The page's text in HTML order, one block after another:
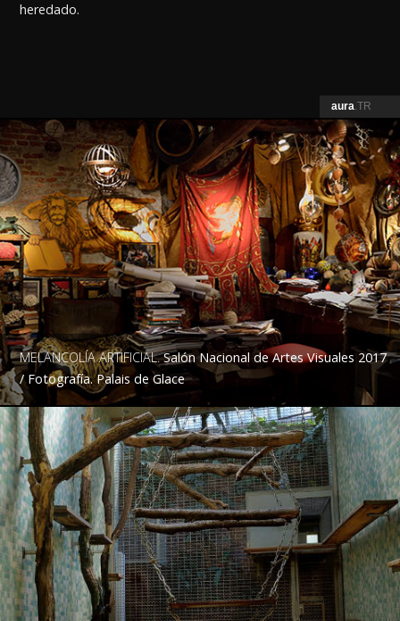
aura.TR
heredado.
MELANCOLÍA ARTIFICIAL.Salón Nacional de Artes Visuales 2017
/ Fotografía. Palais de Glace